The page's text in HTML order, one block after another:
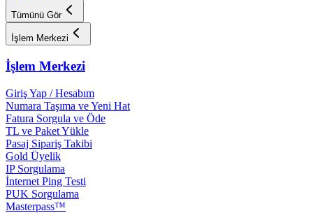
Tümünü Gör
İşlem Merkezi
İşlem Merkezi
Giriş Yap / Hesabım
Numara Taşıma ve Yeni Hat
Fatura Sorgula ve Öde
TL ve Paket Yükle
Pasaj Sipariş Takibi
Gold Üyelik
IP Sorgulama
İnternet Ping Testi
PUK Sorgulama
Masterpass™